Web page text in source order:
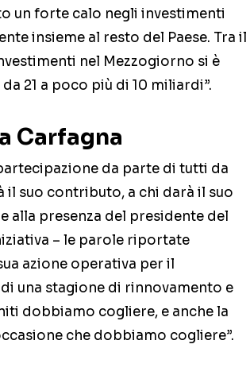
un forte calo negli investimenti
insieme al resto del Paese. Tra il
nel Mezzogiorno si è
21 a poco più di 10 miliardi”.
Carfagna
da parte di tutti da
il suo contributo, a chi darà il suo
alla presenza del presidente del
– le parole riportate
azione operativa per il
una stagione di rinnovamento e
dobbiamo cogliere, e anche la
che dobbiamo cogliere”.